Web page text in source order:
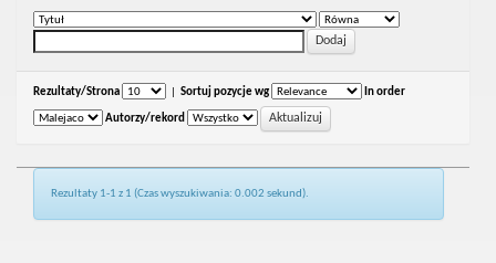
Rezultaty/Strona Sortuj pozycje wg In order
Autorzy/rekord
Rezultaty 1-1 z 1 (Czas wyszukiwania: 0.002 sekund).